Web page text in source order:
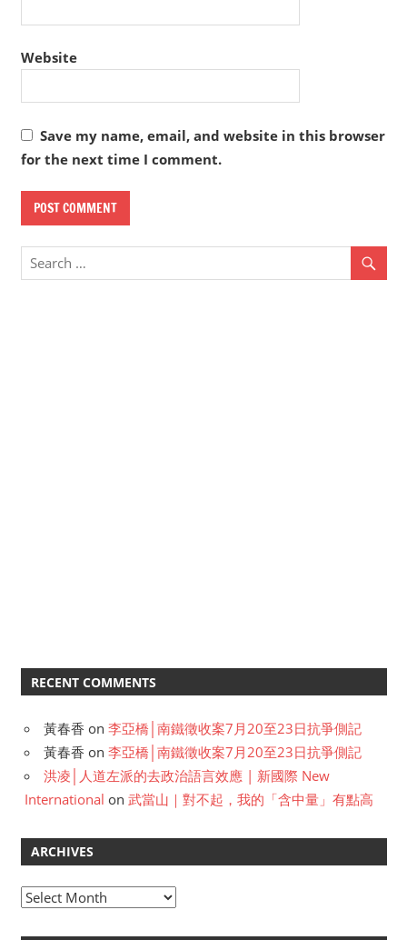
Website
Save my name, email, and website in this browser
for the next time I comment.
RECENT COMMENTS
黃春香 on 李亞橋│南鐵徵收案7月20至23日抗爭側記
黃春香 on 李亞橋│南鐵徵收案7月20至23日抗爭側記
洪凌│人道左派的去政治語言效應 | 新國際 New
International on 武當山｜對不起，我的「含中量」有點高
ARCHIVES
A